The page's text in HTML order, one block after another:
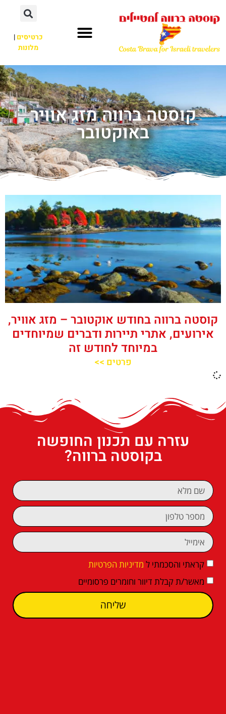
כרטיסים|
מלונות
קוסטה ברווה מזג אוויר
באוקטובר
קוסטה ברווה בחודש אוקטובר – מזג אוויר,
אירועים, אתרי תיירות ודברים שמיוחדים
במיוחד לחודש זה
פרטים >>
עזרה עם תכנון החופשה
בקוסטה ברווה?
קראתי והסכמתי ל מדיניות הפרטיות
מאשר/ת קבלת דיוור וחומרים פרסומיים
שליחה